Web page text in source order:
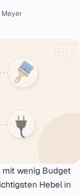
Meyer
mit wenig Budget
Hebel in